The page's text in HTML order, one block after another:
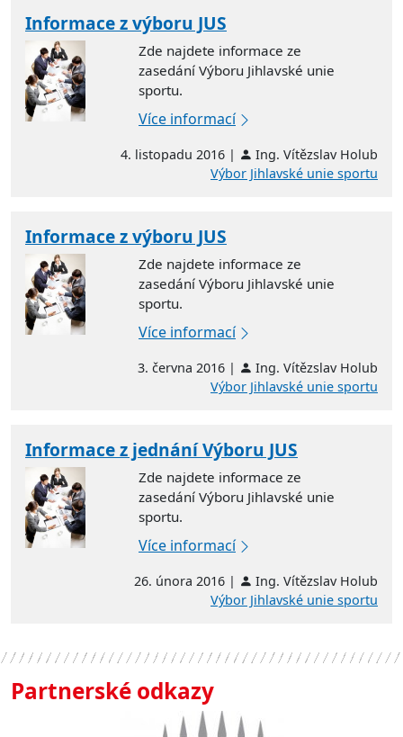
Informace z výboru JUS
Zde najdete informace ze
zasedání Výboru Jihlavské unie
sportu.
Více informací
4. listopadu 2016 |
Ing. Vítězslav Holub
Výbor Jihlavské unie sportu
Informace z výboru JUS
Zde najdete informace ze
zasedání Výboru Jihlavské unie
sportu.
Více informací
3. června 2016 |
Ing. Vítězslav Holub
Výbor Jihlavské unie sportu
Informace z jednání Výboru JUS
Zde najdete informace ze
zasedání Výboru Jihlavské unie
sportu.
Více informací
26. února 2016 |
Ing. Vítězslav Holub
Výbor Jihlavské unie sportu
Partnerské odkazy